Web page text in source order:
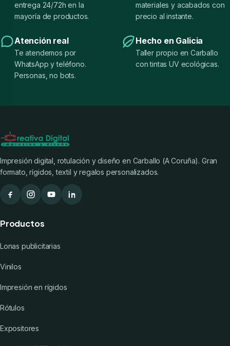
entrega 24/72h en la
mayoría de productos.
materiales y acabados con
precio al instante.
Atención real
Te atendemos por
WhatsApp y teléfono.
Personas, no bots.
Hecho en Galicia
Taller propio en Carballo
con tintas UV ecológicas.
Impresión digital, rotulación y diseño en Carballo (A Coruña). Gran
formato, rígidos, textil y regalos personalizados.
Productos
Lonas publicitarias
Vinilos
Impresión en rígidos
Rótulos
Expositores